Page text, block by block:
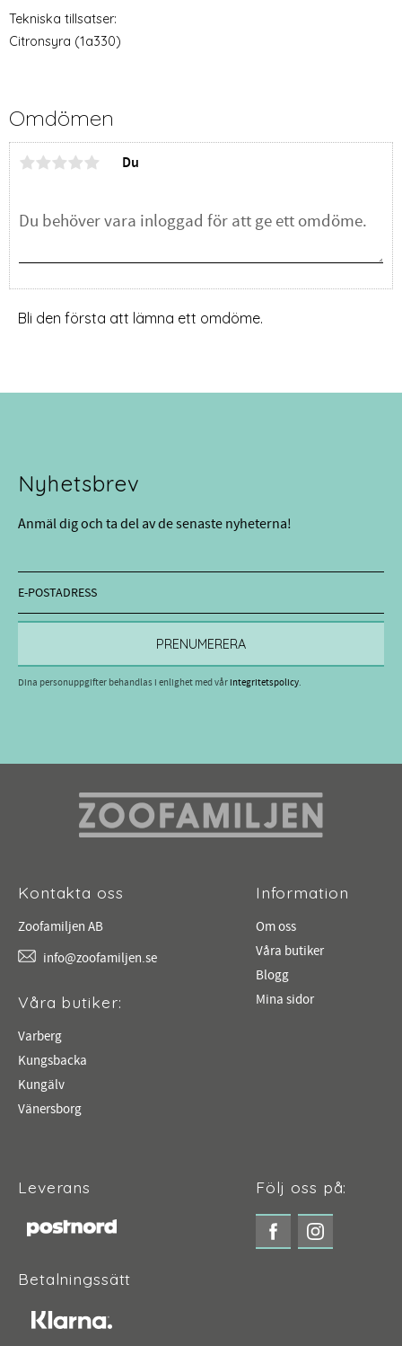
Tekniska tillsatser:
Citronsyra (1a330)
Omdömen
Du
Bli den första att lämna ett omdöme.
Nyhetsbrev
Anmäl dig och ta del av de senaste nyheterna!
PRENUMERERA
Dina personuppgifter behandlas i enlighet med vårintegritetspolicy.
Kontakta oss
Zoofamiljen AB
info@zoofamiljen.se
Våra butiker:
Varberg
Kungsbacka
Kungälv
Vänersborg
Information
Om oss
Våra butiker
Blogg
Mina sidor
Leverans
Betalningssätt
Följ oss på: